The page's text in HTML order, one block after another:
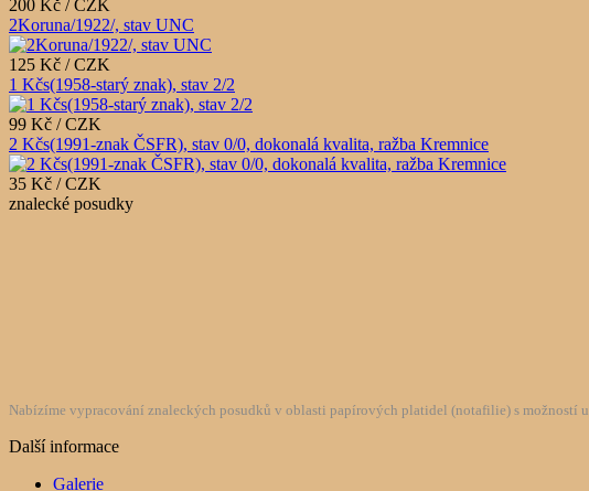
200 Kč / CZK
2Koruna/1922/, stav UNC
125 Kč / CZK
1 Kčs(1958-starý znak), stav 2/2
99 Kč / CZK
2 Kčs(1991-znak ČSFR), stav 0/0, dokonalá kvalita, ražba Kremnice
35 Kč / CZK
znalecké posudky
Nabízíme vypracování znaleckých posudků v oblasti papírových platidel (notafilie) s možností
Další informace
Galerie